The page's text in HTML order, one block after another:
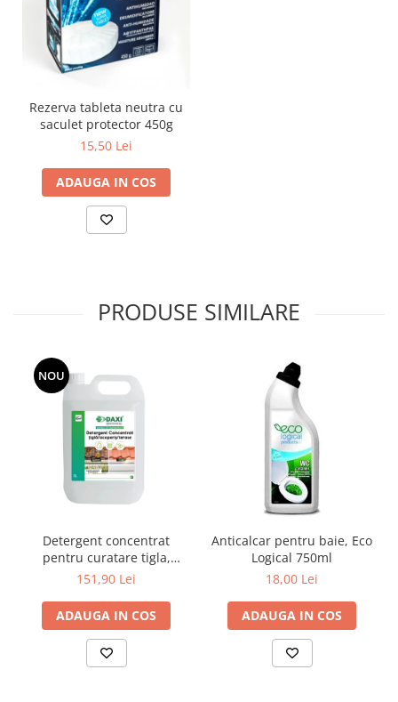
Rezerva tableta neutra cu
saculet protector 450g
15,50 Lei
ADAUGA IN COS
PRODUSE SIMILARE
NOU
Detergent concentrat
pentru curatare tigla,
acoperis si terase, 5 L
151,90 Lei
ADAUGA IN COS
Anticalcar pentru baie, Eco
Logical 750ml
18,00 Lei
ADAUGA IN COS